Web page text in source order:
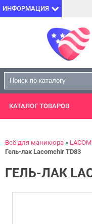
ИНФОРМАЦИЯ
КАТАЛОГ ТОВАРОВ
Всё для маникюра
Гель-лак Lacomchir TD83
ГЕЛЬ-ЛАК